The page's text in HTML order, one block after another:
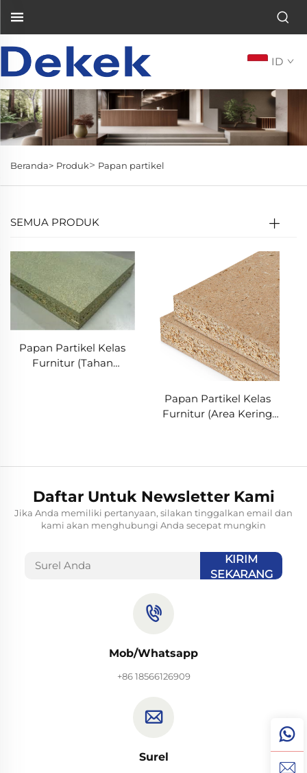
ID
Beranda> Produk> Papan partikel
SEMUA PRODUK
Papan Partikel Kelas
Furnitur (Tahan
Papan Partikel Kelas
Furnitur (Area Kering
Daftar Untuk Newsletter Kami
Jika Anda memiliki pertanyaan, silakan tinggalkan email dan
kami akan menghubungi Anda secepat mungkin
KIRIM
SEKARANG
Mob/Whatsapp
+86 18566126909
Surel